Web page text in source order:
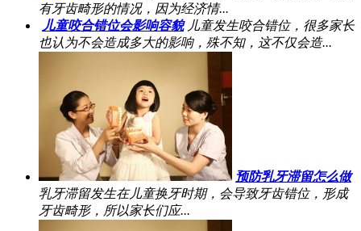
有牙齿畸形的情况，因为经济情...
儿童咬合错位会影响容貌 儿童发生咬合错位，很多家长
也认为不会造成多大的影响，殊不知，这不仅会造...
预防乳牙滞留怎么做
乳牙滞留发生在儿童换牙时期，会导致牙齿错位，形成
牙齿畸形，所以家长们应...